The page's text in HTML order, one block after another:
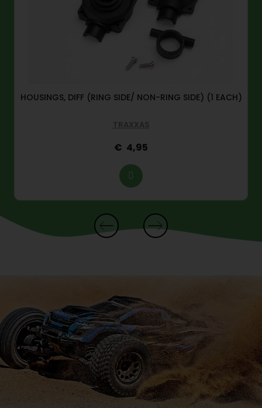
HOUSINGS, DIFF (RING SIDE/ NON-RING SIDE) (1 EACH)
TRAXXAS
4,95